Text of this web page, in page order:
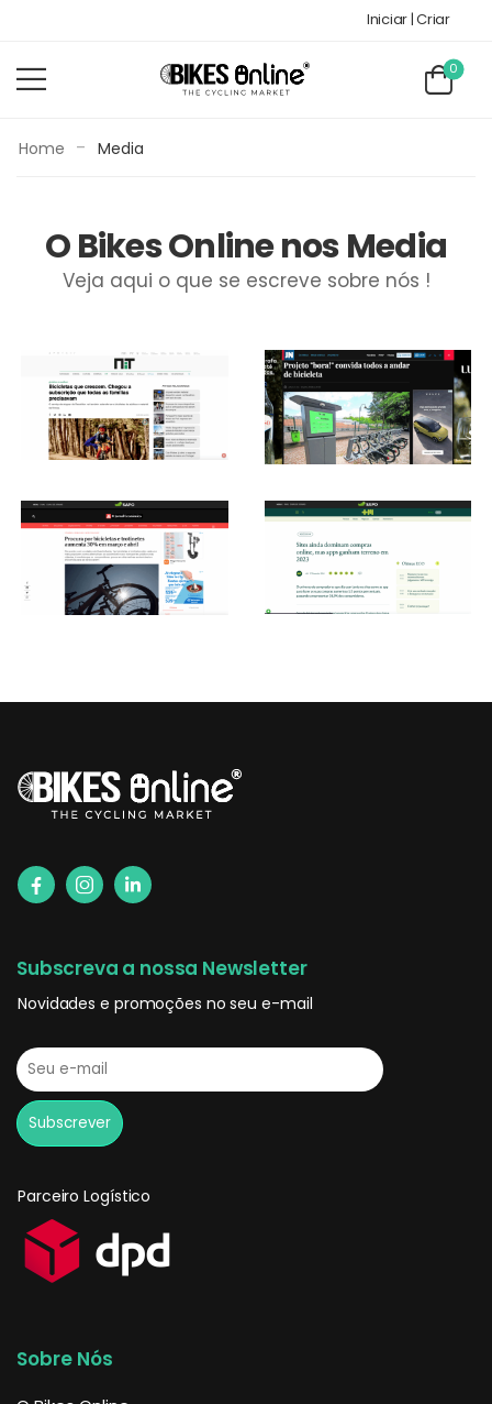
Iniciar | Criar
0
Home - Media
O Bikes Online nos Media
Veja aqui o que se escreve sobre nós !
Subscreva a nossa Newsletter
Novidades e promoções no seu e-mail
Parceiro Logístico
Sobre Nós